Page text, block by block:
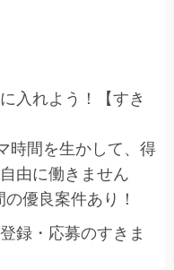
入れよう！【すき
時間を生かして、得
由に働きません
優良案件あり！
録・応募のすきま